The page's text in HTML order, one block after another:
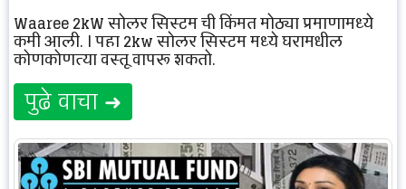
Waaree 2kW सोलर सिस्टम ची किंमत मोठ्या प्रमाणामध्ये
कमी आली. | पहा 2kw सोलर सिस्टम मध्ये घरामधील
कोणकोणत्या वस्तू वापरू शकतो.
पुढे वाचा ➜